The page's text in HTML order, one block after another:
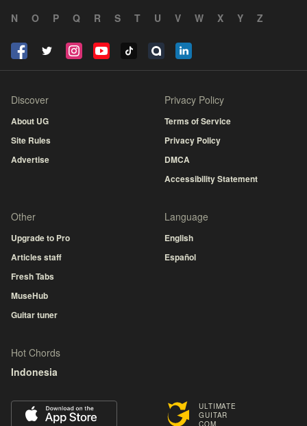
N
O P Q R S T U V W X Y Z
ULTIMATE
GUITAR
Discover
About UG
Site Rules
Advertise
Privacy Policy
Terms of Service
Privacy Policy
DMCA
Accessibility Statement
Other
Upgrade to Pro
Articles staff
Fresh Tabs
MuseHub
Guitar tuner
Language
English
Español
Hot Chords
Indonesia